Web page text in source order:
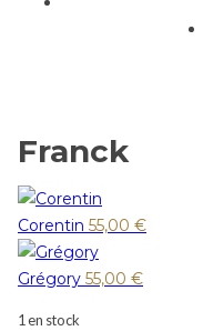
Franck
Corentin 55,00 €
Grégory 55,00 €
1 en stock